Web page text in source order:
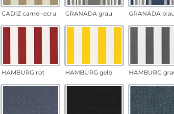
CADÍZ camel-ecru GRANADA grau GRANADA blau
HAMBURG rot HAMBURG gelb HAMBURG